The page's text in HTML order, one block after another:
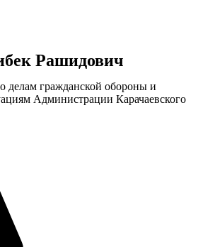
Рашидович
делам гражданской обороны и
Администрации Карачаевского